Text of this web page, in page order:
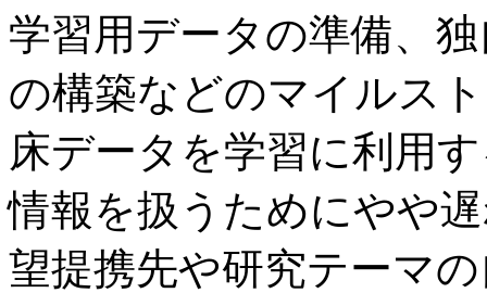
学習用データの準備、
の構築などのマイルス
床データを学習に利用
情報を扱うためにやや
望提携先や研究テーマ